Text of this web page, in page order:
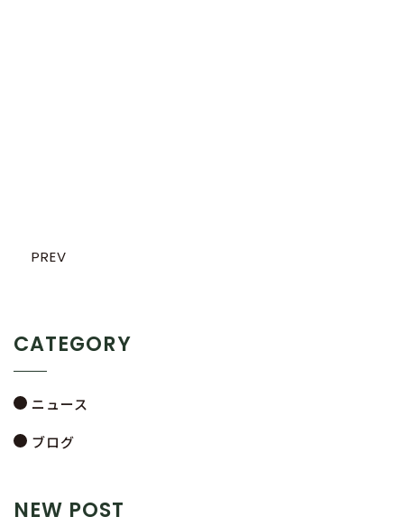
PREV
CATEGORY
ニュース
ブログ
NEW POST